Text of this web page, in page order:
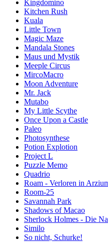
Kingdomino
Kitchen Rush
Kuala
Little Town
Magic Maze
Mandala Stones
Maus und Mystik
Meeple Circus
MircoMacro
Moon Adventure
Mr. Jack
Mutabo
My Little Scythe
Once Upon a Castle
Paleo
Photosynthese
Potion Explotion
Project L
Puzzle Memo
Quadrio
Roam - Verloren in
Room-25
Savannah Park
Shadows of Macao
Sherlock Holmes - Die
Similo
So nicht, Schurke!